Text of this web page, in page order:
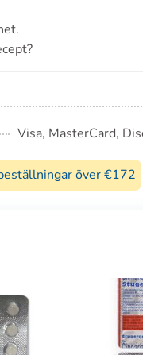
Visa, MasterCard,
över €172